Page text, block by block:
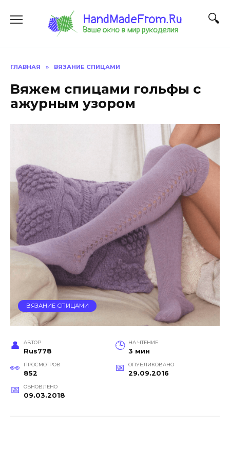
содержанию
ГЛАВНАЯ » ВЯЗАНИЕ СПИЦАМИ
Вяжем спицами гольфы с
ажурным узором
ВЯЗАНИЕ СПИЦАМИ
АВТОР
Rus778
НА ЧТЕНИЕ
3 мин
ПРОСМОТРОВ
852
ОПУБЛИКОВАНО
29.09.2016
ОБНОВЛЕНО
09.03.2018